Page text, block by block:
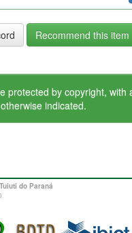
Recommend this item
protected by copyright, with
indicated.
do Paraná